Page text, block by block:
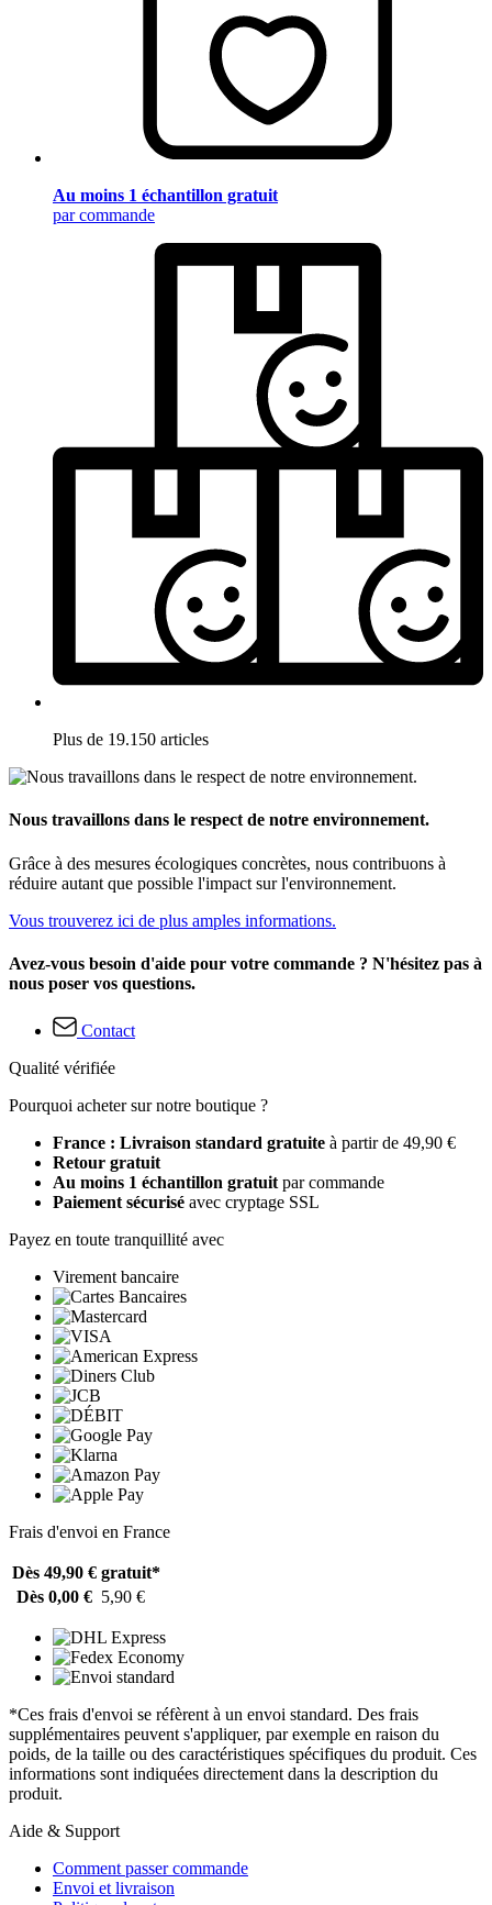
Au moins 1 échantillon gratuit
par commande
Plus de 19.150 articles
Nous travaillons dans le respect de notre environnement.
Grâce à des mesures écologiques concrètes, nous contribuons à
réduire autant que possible l'impact sur l'environnement.
Vous trouverez ici de plus amples informations.
Avez-vous besoin d'aide pour votre commande ? N'hésitez pas à
nous poser vos questions.
Contact
Qualité vérifiée
Pourquoi acheter sur notre boutique ?
France : Livraison standard gratuite à partir de 49,90 €
Retour gratuit
Au moins 1 échantillon gratuit par commande
Paiement sécurisé avec cryptage SSL
Payez en toute tranquillité avec
Virement bancaire
Frais d'envoi en France
Dès 49,90 € gratuit*
Dès 0,00 € 5,90 €
*Ces frais d'envoi se réfèrent à un envoi standard. Des frais
supplémentaires peuvent s'appliquer, par exemple en raison du
poids, de la taille ou des caractéristiques spécifiques du produit. Ces
informations sont indiquées directement dans la description du
produit.
Aide & Support
Comment passer commande
Envoi et livraison